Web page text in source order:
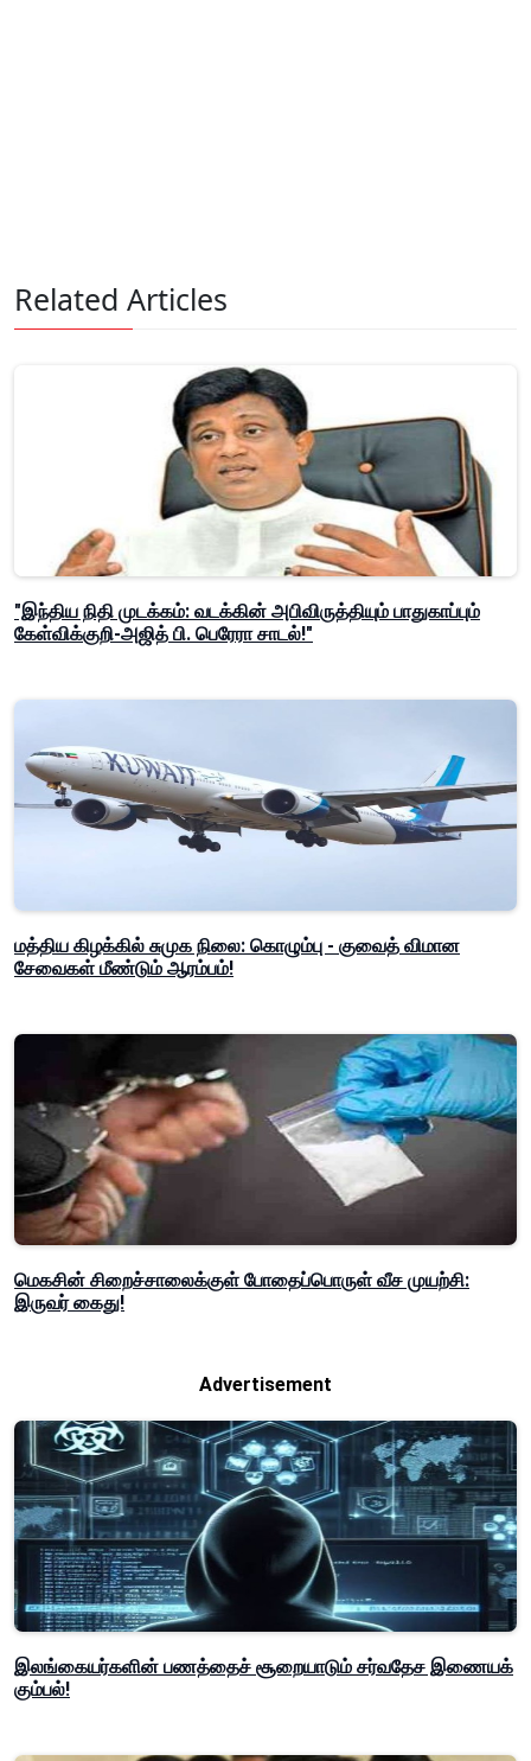
Related Articles
"இந்திய நிதி முடக்கம்: வடக்கின் அபிவிருத்தியும் பாதுகாப்பும்
கேள்விக்குறி-அஜித் பி. பெரேரா சாடல்!"
மத்திய கிழக்கில் சுமுக நிலை: கொழும்பு - குவைத் விமான
சேவைகள் மீண்டும் ஆரம்பம்!
மெகசின் சிறைச்சாலைக்குள் போதைப்பொருள் வீச முயற்சி:
இருவர் கைது!
Advertisement
இலங்கையர்களின் பணத்தைச் சூறையாடும் சர்வதேச இணையக்
கும்பல்!